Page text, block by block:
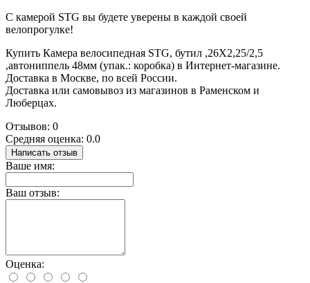
С камерой STG вы будете уверены в каждой своей
велопрогулке!
Купить Камера велосипедная STG, бутил ,26Х2,25/2,5
,автониппель 48мм (упак.: коробка) в Интернет-магазине.
Доставка в Москве, по всей России.
Доставка или самовывоз из магазинов в Раменском и
Люберцах.
Отзывов: 0
Средняя оценка: 0.0
Написать отзыв
Ваше имя:
Ваш отзыв:
Оценка: